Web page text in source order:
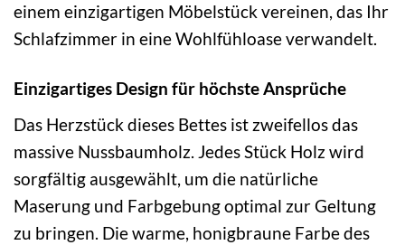
einem einzigartigen Möbelstück vereinen, das Ihr
Schlafzimmer in eine Wohlfühloase verwandelt.
Einzigartiges Design für höchste Ansprüche
Das Herzstück dieses Bettes ist zweifellos das
massive Nussbaumholz. Jedes Stück Holz wird
sorgfältig ausgewählt, um die natürliche
Maserung und Farbgebung optimal zur Geltung
zu bringen. Die warme, honigbraune Farbe des